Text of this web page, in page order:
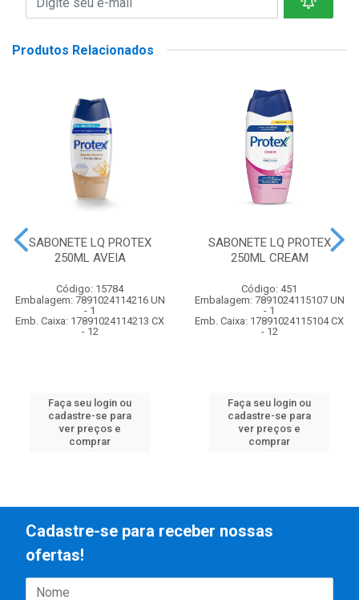
Produtos Relacionados
SABONETE LQ PROTEX
250ML AVEIA
Código: 15784
Embalagem: 7891024114216 UN
- 1
Emb. Caixa: 17891024114213 CX
- 12
Faça seu login ou
cadastre-se para
ver preços e
comprar
SABONETE LQ PROTEX
250ML CREAM
Código: 451
Embalagem: 7891024115107 UN
- 1
Emb. Caixa: 17891024115104 CX
- 12
Faça seu login ou
cadastre-se para
ver preços e
comprar
Cadastre-se para receber nossas
ofertas!